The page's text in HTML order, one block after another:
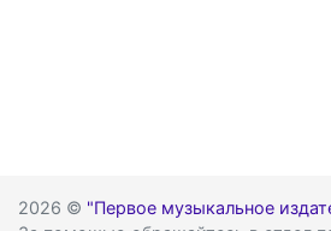
2026 © "Первое музыкальное